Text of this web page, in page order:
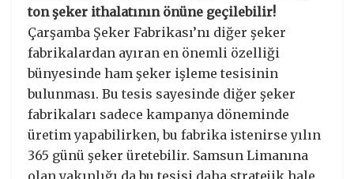
ton şeker ithalatının önüne geçilebilir!
Çarşamba Şeker Fabrikası’nı diğer şeker
fabrikalardan ayıran en önemli özelliği
bünyesinde ham şeker işleme tesisinin
bulunması. Bu tesis sayesinde diğer şeker
fabrikaları sadece kampanya döneminde
üretim yapabilirken, bu fabrika istenirse yılın
365 günü şeker üretebilir. Samsun Limanına
olan yakınlığı da bu tesisi daha stratejik hale